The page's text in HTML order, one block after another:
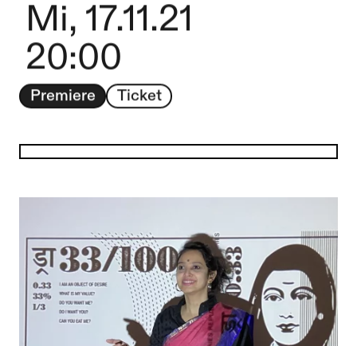
Mi, 17.11.21
20:00
Premiere Ticket